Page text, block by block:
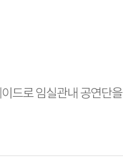
드로 임실관내 공연단